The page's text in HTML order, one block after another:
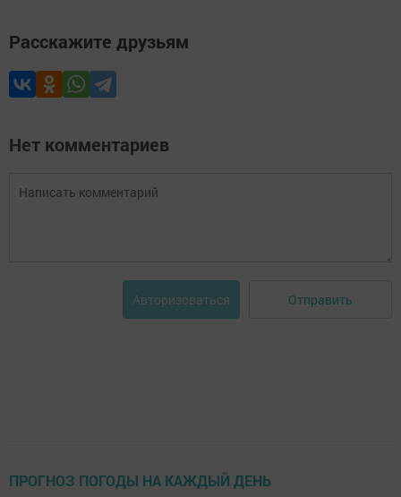
Расскажите друзьям
Нет комментариев
Авторизоваться Отправить
ПРОГНОЗ ПОГОДЫ НА КАЖДЫЙ ДЕНЬ